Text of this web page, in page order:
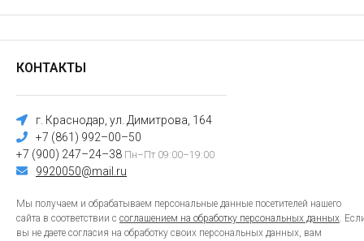
КОНТАКТЫ
г. Краснодар, ул. Димитрова, 164
+7 (861) 992–00–50
+7 (900) 247–24–38 Пн–Пт 09:00–19:00
9920050@mail.ru
Мы получаем и обрабатываем персональные данные посетителей нашего
сайта в соответствии с соглашением на обработку персональных данных.
вы не даете согласия на обработку своих персональных данных, вам